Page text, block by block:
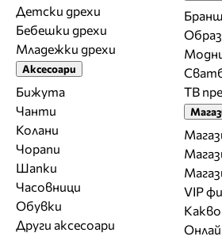
Детски дрехи
Бебешки дрехи
Младежки дрехи
Аксесоари
Бижута
Чанти
Колани
Чорапи
Шапки
Часовници
Обувки
Други аксесоари
ТВ
VIP